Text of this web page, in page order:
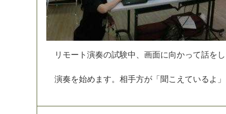
リ モー ト 演奏の試験中 画面に向かって話を し
演奏を始め ま す。 相手方が 「 聞 こ え ている よ 」